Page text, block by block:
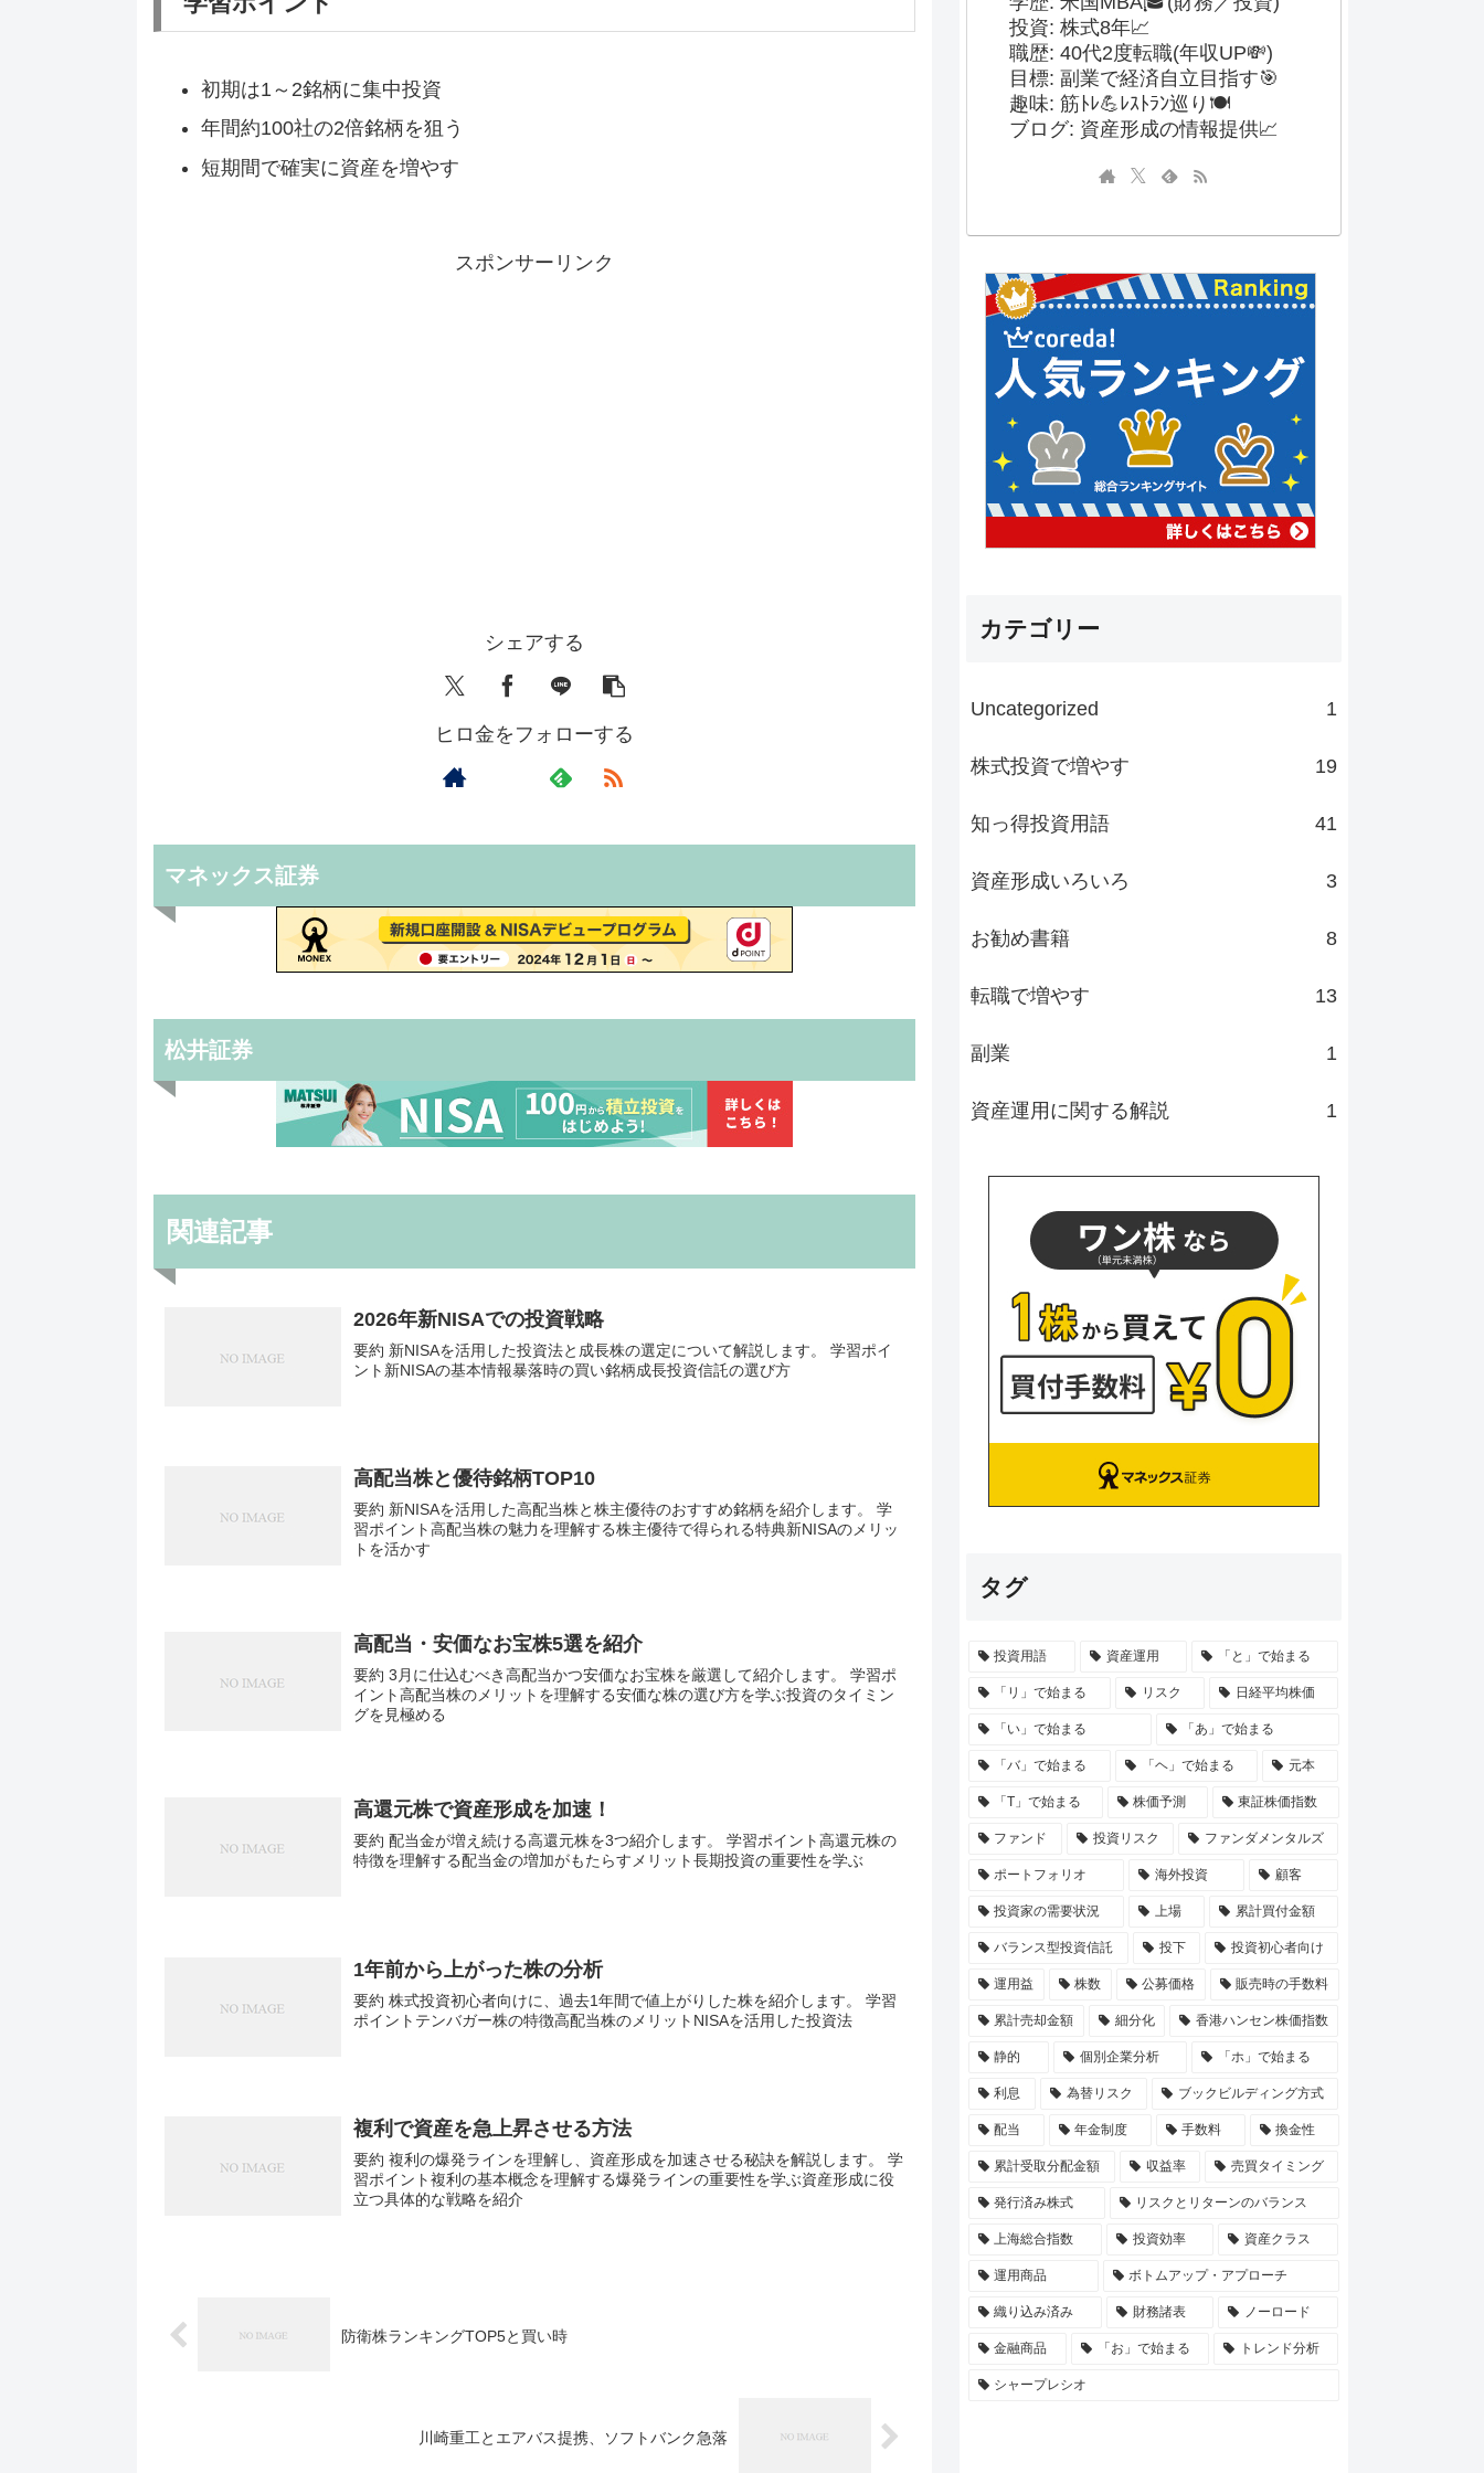
初期は1～2銘柄に集中投資
年間約100社の2倍銘柄を狙う
短期間で確実に資産を増やす
スポンサーリンク
シェアする
ヒロ金をフォローする
マネックス証券
松井証券
関連記事
2026年新NISAでの投資戦略
要約 新NISAを活用した投資法と成長株の選定について解説します。 学習ポイ
ント新NISAの基本情報暴落時の買い銘柄成長投資信託の選び方
高配当株と優待銘柄TOP10
要約 新NISAを活用した高配当株と株主優待のおすすめ銘柄を紹介します。 学
習ポイント高配当株の魅力を理解する株主優待で得られる特典新NISAのメリッ
トを活かす
高配当・安価なお宝株5選を紹介
要約 3月に仕込むべき高配当かつ安価なお宝株を厳選して紹介します。 学習ポ
イント高配当株のメリットを理解する安価な株の選び方を学ぶ投資のタイミン
グを見極める
高還元株で資産形成を加速！
要約 配当金が増え続ける高還元株を3つ紹介します。 学習ポイント高還元株の
特徴を理解する配当金の増加がもたらすメリット長期投資の重要性を学ぶ
1年前から上がった株の分析
要約 株式投資初心者向けに、過去1年間で値上がりした株を紹介します。 学習
ポイントテンバガー株の特徴高配当株のメリットNISAを活用した投資法
複利で資産を急上昇させる方法
要約 複利の爆発ラインを理解し、資産形成を加速させる秘訣を解説します。 学
習ポイント複利の基本概念を理解する爆発ラインの重要性を学ぶ資産形成に役
立つ具体的な戦略を紹介
防衛株ランキングTOP5と買い時
川崎重工とエアバス提携、ソフトバンク急落
投資: 株式8年📈
職歴: 40代2度転職(年収UP💸)
目標: 副業で経済自立目指す🎯
趣味: 筋ﾄﾚ💪ﾚｽﾄﾗﾝ巡り🍽️
ブログ: 資産形成の情報提供📈
カテゴリー
Uncategorized 1
株式投資で増やす 19
知っ得投資用語 41
資産形成いろいろ 3
お勧め書籍 8
転職で増やす 13
副業 1
資産運用に関する解説 1
タグ
投資用語 資産運用 「と」で始まる
「リ」で始まる リスク 日経平均株価
「い」で始まる 「あ」で始まる
「バ」で始まる 「ヘ」で始まる 元本
「T」で始まる 株価予測 東証株価指数
ファンド 投資リスク ファンダメンタルズ
ポートフォリオ 海外投資 顧客
投資家の需要状況 上場 累計買付金額
バランス型投資信託 投下 投資初心者向け
運用益 株数 公募価格 販売時の手数料
累計売却金額 細分化 香港ハンセン株価指数
静的 個別企業分析 「ホ」で始まる
利息 為替リスク ブックビルディング方式
配当 年金制度 手数料 換金性
累計受取分配金額 収益率 売買タイミング
発行済み株式 リスクとリターンのバランス
上海総合指数 投資効率 資産クラス
運用商品 ボトムアップ・アプローチ
織り込み済み 財務諸表 ノーロード
金融商品 「お」で始まる トレンド分析
シャープレシオ